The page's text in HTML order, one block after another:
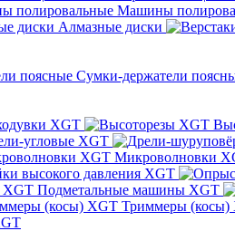
Машины
Алмазные диски
Сумки-держатели
XGT
угловые XGT
Микроволновки
высокого давления XGT
Подметальные машины XGT
Триммеры (косы)